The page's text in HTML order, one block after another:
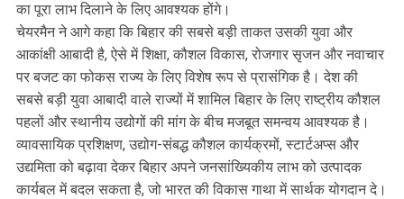
का पूरा लाभ दिलाने के लिए आवश्यक होंगे।
चेयरमैन ने आगे कहा कि बिहार की सबसे बड़ी ताकत उसकी युवा और
आकांक्षी आबादी है, ऐसे में शिक्षा, कौशल विकास, रोजगार सृजन और नवाचार
पर बजट का फोकस राज्य के लिए विशेष रूप से प्रासंगिक है। देश की
सबसे बड़ी युवा आबादी वाले राज्यों में शामिल बिहार के लिए राष्ट्रीय कौशल
पहलों और स्थानीय उद्योगों की मांग के बीच मजबूत समन्वय आवश्यक है।
व्यावसायिक प्रशिक्षण, उद्योग-संबद्ध कौशल कार्यक्रमों, स्टार्टअप्स और
उद्यमिता को बढ़ावा देकर बिहार अपने जनसांख्यिकीय लाभ को उत्पादक
कार्यबल में बदल सकता है, जो भारत की विकास गाथा में सार्थक योगदान दे।